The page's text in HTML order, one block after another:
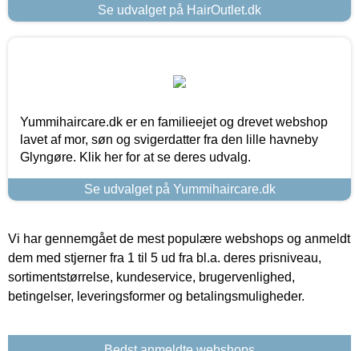
Se udvalget på HairOutlet.dk
Yummihaircare.dk er en familieejet og drevet webshop
lavet af mor, søn og svigerdatter fra den lille havneby
Glyngøre. Klik her for at se deres udvalg.
Se udvalget på Yummihaircare.dk
Vi har gennemgået de mest populære webshops og anmeldt
dem med stjerner fra 1 til 5 ud fra bl.a. deres prisniveau,
sortimentstørrelse, kundeservice, brugervenlighed,
betingelser, leveringsformer og betalingsmuligheder.